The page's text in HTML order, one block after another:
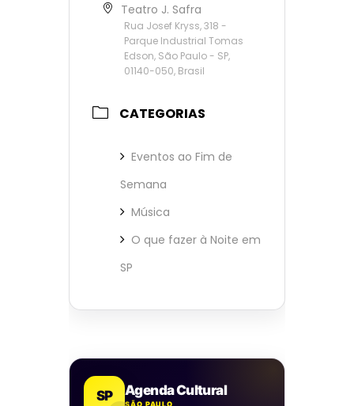
Teatro J. Safra
Rua Josef Kryss, 318 -
Parque Industrial Tomas
Edson, São Paulo - SP,
01140-050, Brasil
CATEGORIAS
Eventos ao Fim de
Semana
Música
O que fazer à Noite em
SP
SP Agenda Cultural